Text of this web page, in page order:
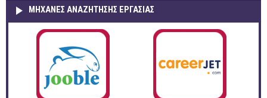
ΜΗΧΑΝΕΣ ΑΝΑΖΗΤΗΣΗΣ ΕΡΓΑΣΙΑΣ